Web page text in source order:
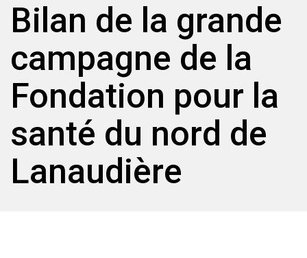
Bilan de la grande
campagne de la
Fondation pour la
santé du nord de
Lanaudière